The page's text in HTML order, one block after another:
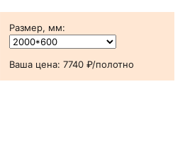
Размер, мм:
Ваша цена: 7740 ₽/полотно